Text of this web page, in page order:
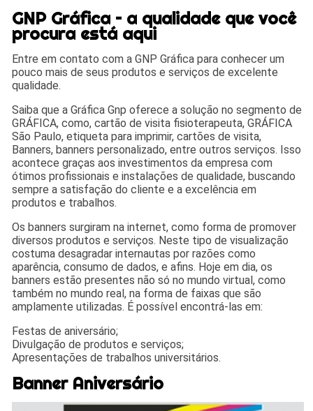
GNP Gráfica – a qualidade que você
procura está aqui
Entre em contato com a GNP Gráfica para conhecer um
pouco mais de seus produtos e serviços de excelente
qualidade.
Saiba que a Gráfica Gnp oferece a solução no segmento de
GRÁFICA, como, cartão de visita fisioterapeuta, GRÁFICA
São Paulo, etiqueta para imprimir, cartões de visita,
Banners, banners personalizado, entre outros serviços. Isso
acontece graças aos investimentos da empresa com
ótimos profissionais e instalações de qualidade, buscando
sempre a satisfação do cliente e a excelência em
produtos e trabalhos.
Os banners surgiram na internet, como forma de promover
diversos produtos e serviços. Neste tipo de visualização
costuma desagradar internautas por razões como
aparência, consumo de dados, e afins. Hoje em dia, os
banners estão presentes não só no mundo virtual, como
também no mundo real, na forma de faixas que são
amplamente utilizadas. É possível encontrá-las em:
Festas de aniversário;
Divulgação de produtos e serviços;
Apresentações de trabalhos universitários.
Banner Aniversário